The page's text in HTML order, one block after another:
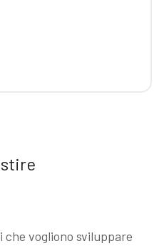
vogliono sviluppare